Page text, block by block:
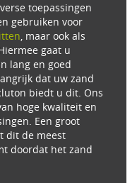
toepassingen
gebruiken voor
, maar ook als
gaat u
lang en goed
dat uw zand
biedt u dit. Ons
hoge kwaliteit en
Een groot
dit de meest
doordat het zand